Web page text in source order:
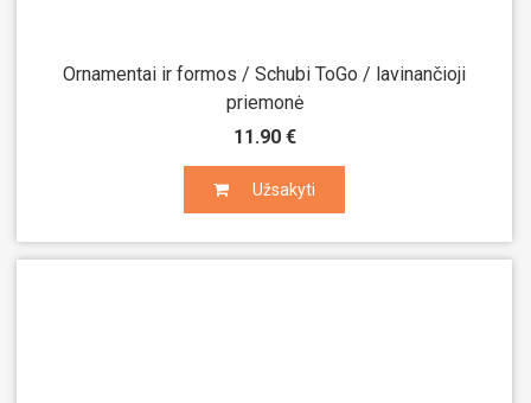
Ornamentai ir formos / Schubi ToGo / lavinančioji
priemonė
11.90 €
Užsakyti
Užsakyti